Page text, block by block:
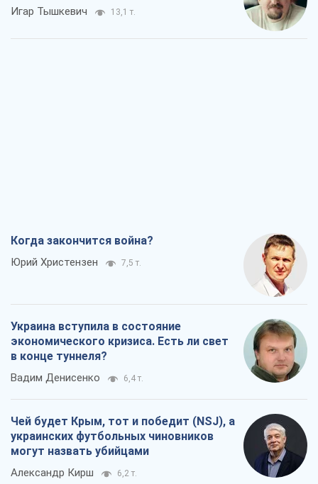
Игар Тышкевич 13,1 т.
Когда закончится война?
Юрий Христензен 7,5 т.
Украина вступила в состояние
экономического кризиса. Есть ли свет
в конце туннеля?
Вадим Денисенко 6,4 т.
Чей будет Крым, тот и победит (NSJ), а
украинских футбольных чиновников
могут назвать убийцами
Александр Кирш 6,2 т.